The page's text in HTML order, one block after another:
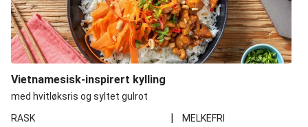
Vietnamesisk-inspirert kylling
med hvitløksris og syltet gulrot
RASK
| MELKEFRI